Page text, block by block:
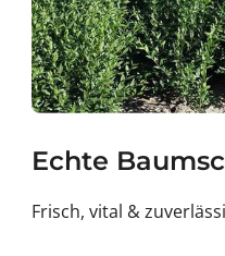
Echte
Frisch, vital &